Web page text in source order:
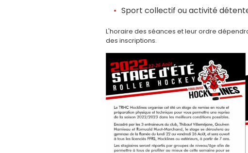
Sport collectif ou activité
L'horaire des séances et leur ordre
des inscriptions.